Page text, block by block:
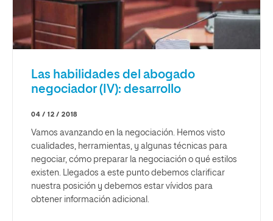
Las habilidades del abogado
negociador (IV): desarrollo
04 / 12 / 2018
Vamos avanzando en la negociación. Hemos visto
cualidades, herramientas, y algunas técnicas para
negociar, cómo preparar la negociación o qué estilos
existen. Llegados a este punto debemos clarificar
nuestra posición y debemos estar vívidos para
obtener información adicional.